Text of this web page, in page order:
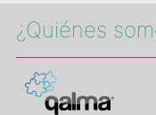
¿Quiénes